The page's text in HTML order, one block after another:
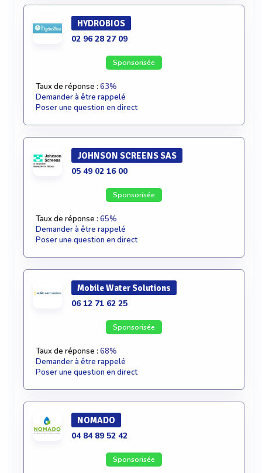
HYDROBIOS
02 96 28 27 09
Sponsorisée
Taux de réponse : 63%
Demander à être rappelé
Poser une question en direct
JOHNSON SCREENS SAS
05 49 02 16 00
Sponsorisée
Taux de réponse : 65%
Demander à être rappelé
Poser une question en direct
Mobile Water Solutions
06 12 71 62 25
Sponsorisée
Taux de réponse : 68%
Demander à être rappelé
Poser une question en direct
NOMADO
04 84 89 52 42
Sponsorisée